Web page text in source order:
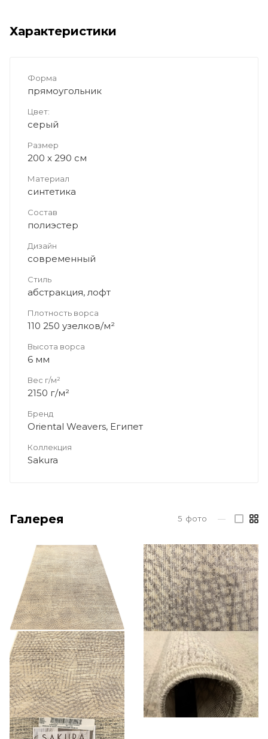
Характеристики
Форма
прямоугольник
Цвет:
серый
Размер
200 x 290 см
Материал
синтетика
Состав
полиэстер
Дизайн
современный
Стиль
абстракция, лофт
Плотность ворса
110 250 узелков/м²
Высота ворса
6 мм
Вес г/м²
2150 г/м²
Бренд
Oriental Weavers, Египет
Коллекция
Sakura
Галерея 5 фото —